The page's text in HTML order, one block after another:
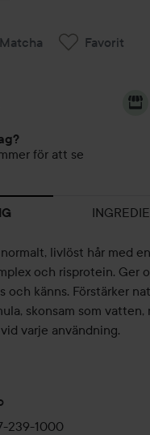
Matcha Favorit
för att se
livlöst hår med
och risprotein. Ger
och känns. Förstärker
skonsam som vatten,
varje användning.
239-1000